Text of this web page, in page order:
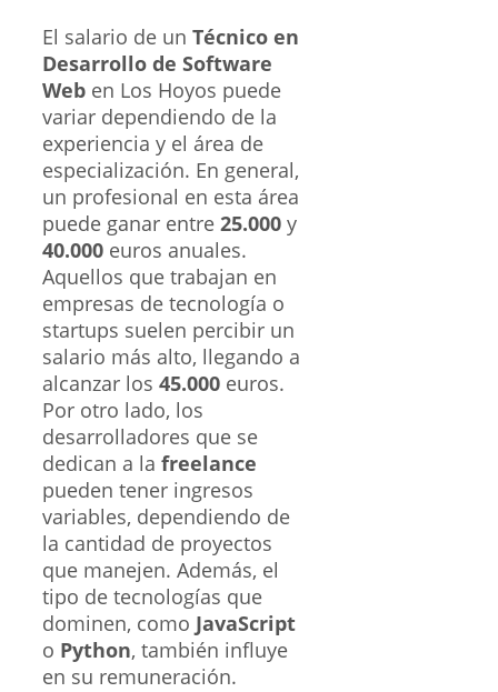
El salario de un Técnico en
Desarrollo de Software
Web en Los Hoyos puede
variar dependiendo de la
experiencia y el área de
especialización. En general,
un profesional en esta área
puede ganar entre 25.000 y
40.000 euros anuales.
Aquellos que trabajan en
empresas de tecnología o
startups suelen percibir un
salario más alto, llegando a
alcanzar los 45.000 euros.
Por otro lado, los
desarrolladores que se
dedican a la freelance
pueden tener ingresos
variables, dependiendo de
la cantidad de proyectos
que manejen. Además, el
tipo de tecnologías que
dominen, como JavaScript
o Python, también influye
en su remuneración.